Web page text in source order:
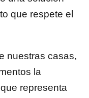
que respete el
nuestras casas,
la
representa